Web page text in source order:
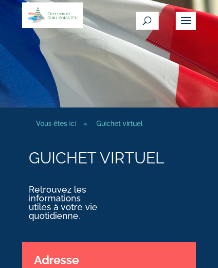
Vous êtes ici » Guichet virtuel
GUICHET VIRTUEL
Retrouvez les
informations
utiles à votre vie
quotidienne.
Adresse